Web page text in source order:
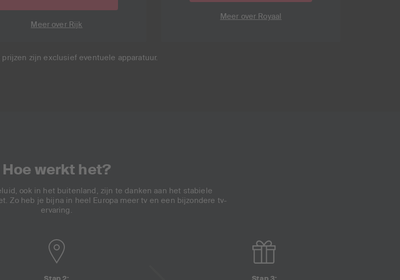
Meer over Rijk
Meer over Royaal
prijzen zijn exclusief eventuele apparatuur.
Hoe werkt het?
ook in het buitenland, zijn te danken aan het stabiele
Zo heb je bijna in heel Europa meer tv en een bijzondere tv-
ervaring.